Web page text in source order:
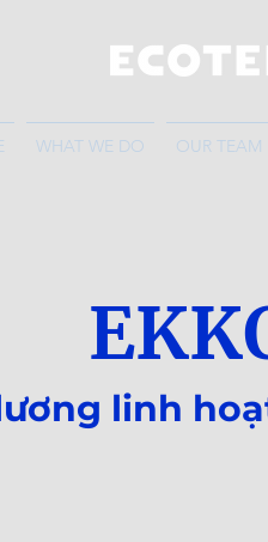
WHAT WE DO OUR TEAM
linh